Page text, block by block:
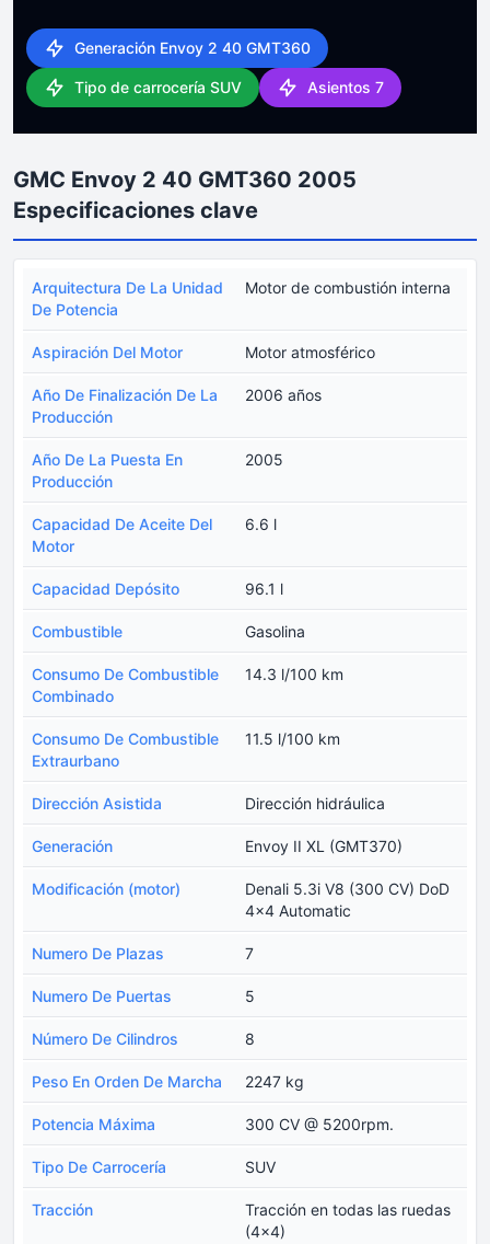
Generación Envoy 2 40 GMT360
Tipo de carrocería SUV Asientos 7
GMC Envoy 2 40 GMT360 2005
Especificaciones clave
Arquitectura De La Unidad
De Potencia
Motor de combustión interna
Aspiración Del Motor Motor atmosférico
Año De Finalización De La
Producción
2006 años
Año De La Puesta En
Producción
2005
Capacidad De Aceite Del
Motor
6.6 l
Capacidad Depósito 96.1 l
Combustible Gasolina
Consumo De Combustible
Combinado
14.3 l/100 km
Consumo De Combustible
Extraurbano
11.5 l/100 km
Dirección Asistida Dirección hidráulica
Generación Envoy II XL (GMT370)
Modificación (motor)
Denali 5.3i V8 (300 CV) DoD
4x4 Automatic
Numero De Plazas 7
Numero De Puertas 5
Número De Cilindros 8
Peso En Orden De Marcha 2247 kg
Potencia Máxima 300 CV @ 5200rpm.
Tipo De Carrocería SUV
Tracción
Tracción en todas las ruedas
(4x4)